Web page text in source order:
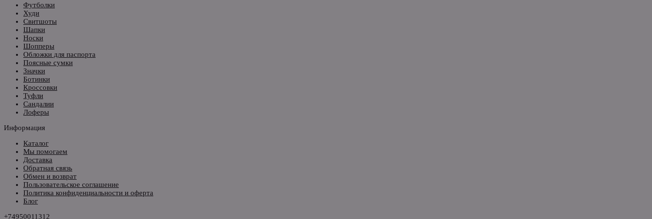
Футболки
Худи
Свитшоты
Шапки
Носки
Шопперы
Обложки для паспорта
Поясные сумки
Значки
Ботинки
Кроссовки
Туфли
Сандалии
Лоферы
Информация
Каталог
Мы помогаем
Доставка
Обратная связь
Обмен и возврат
Пользовательское соглашение
Политика конфиденциальности и оферта
Блог
+74950011312